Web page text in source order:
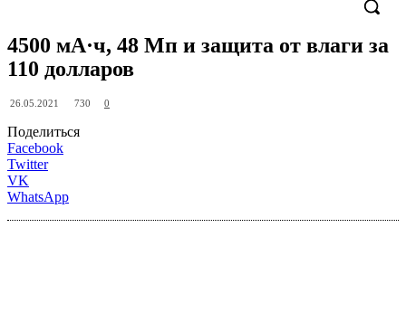
4500 мА·ч, 48 Мп и защита от влаги за
110 долларов
26.05.2021 730 0
Поделиться
Facebook
Twitter
VK
WhatsApp